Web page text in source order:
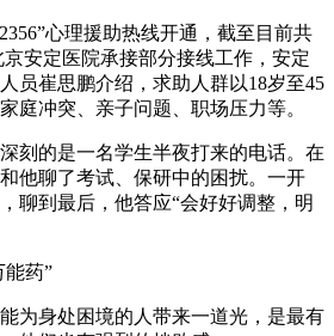
心理援助热线开通，截至目前共
安定医院承接部分接线工作，安定
员崔思鹏介绍，求助人群以18岁至45
庭冲突、亲子问题、职场压力等。
刻的是一名学生半夜打来的电话。在
他聊了考试、保研中的困扰。一开
聊到最后，他答应“会好好调整，明
。
能药”
为身处困境的人带来一道光，是最有